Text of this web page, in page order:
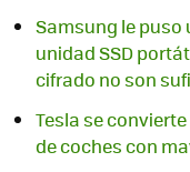
Samsung le puso
unidad SSD
cifrado no son
Tesla se
de coches con